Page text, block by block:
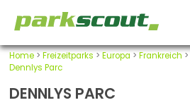
Home> Freizeitparks > Europa > Frankreich >
Dennlys Parc
DENNLYS PARC